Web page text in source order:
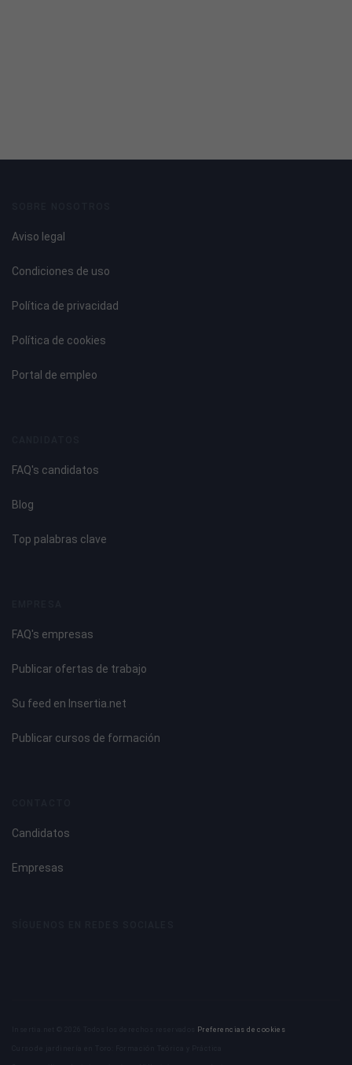
Aviso legal
Condiciones de uso
Política de privacidad
Política de cookies
Portal de empleo
FAQ's candidatos
Blog
Top palabras clave
FAQ's empresas
Publicar ofertas de trabajo
Su feed en Insertia.net
Publicar cursos de formación
Candidatos
Empresas
Preferencias de cookies